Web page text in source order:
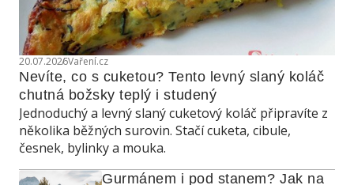
20.07.2026Vaření.cz
Nevíte, co s cuketou? Tento levný slaný koláč
chutná božsky teplý i studený
Jednoduchý a levný slaný cuketový koláč připravíte z
několika běžných surovin. Stačí cuketa, cibule,
česnek, bylinky a mouka.
Gurmánem i pod stanem? Jak na